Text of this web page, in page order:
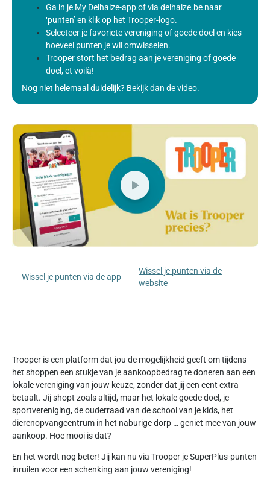
Ga in je My Delhaize-app of via delhaize.be naar
‘punten’ en klik op het Trooper-logo.
Selecteer je favoriete vereniging of goede doel en kies
hoeveel punten je wil omwisselen.
Trooper stort het bedrag aan je vereniging of goede
doel, et voilà!
Nog niet helemaal duidelijk? Bekijk dan de video.
Wissel je punten via de app
Wissel je punten via de
website
Trooper is een platform dat jou de mogelijkheid geeft om tijdens
het shoppen een stukje van je aankoopbedrag te doneren aan een
lokale vereniging van jouw keuze, zonder dat jij een cent extra
betaalt. Jij shopt zoals altijd, maar het lokale goede doel, je
sportvereniging, de ouderraad van de school van je kids, het
dierenopvangcentrum in het naburige dorp … geniet mee van jouw
aankoop. Hoe mooi is dat?
En het wordt nog beter! Jij kan nu via Trooper je SuperPlus-punten
inruilen voor een schenking aan jouw vereniging!